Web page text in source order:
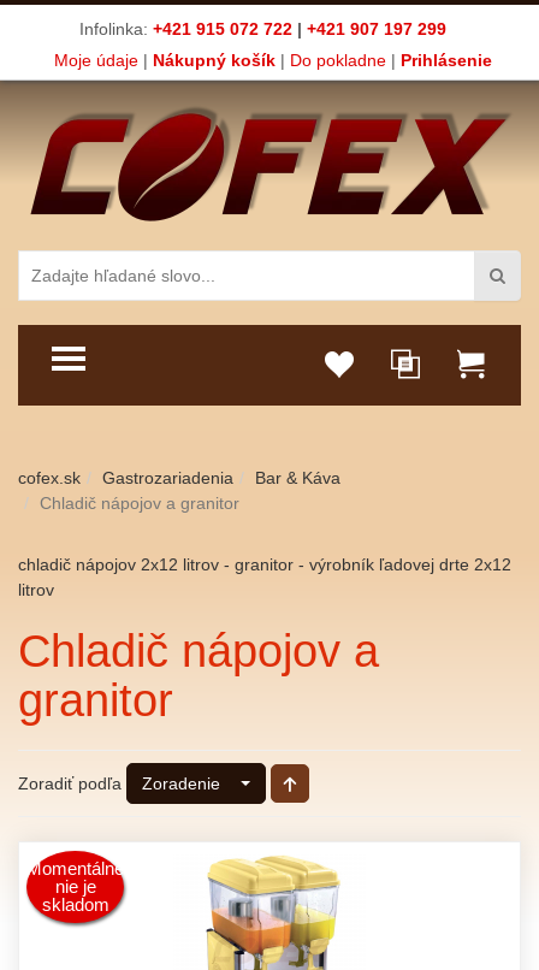
Infolinka: +421 915 072 722 | +421 907 197 299
Moje údaje| Nákupný košík| Do pokladne| Prihlásenie
TOGGLE MENU
cofex.sk Gastrozariadenia
Bar & Káva
Chladič nápojov a granitor
chladič nápojov 2x12 litrov - granitor - výrobník ľadovej drte 2x12
litrov
Chladič nápojov a
granitor
Zoradiť podľa Zoradenie
Momentálne
nie je
skladom